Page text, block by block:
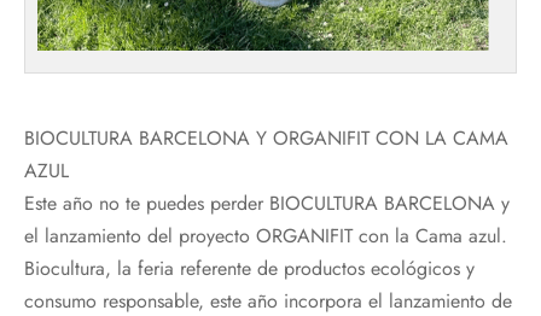
BIOCULTURA BARCELONA Y ORGANIFIT CON LA CAMA
AZUL
Este año no te puedes perder BIOCULTURA BARCELONA y
el lanzamiento del proyecto ORGANIFIT con la Cama azul.
Biocultura, la feria referente de productos ecológicos y
consumo responsable, este año incorpora el lanzamiento de